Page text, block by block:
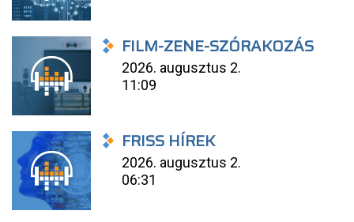
FILM-ZENE-SZÓRAKOZÁS
2026. augusztus 2.
11:09
FRISS HÍREK
2026. augusztus 2.
06:31